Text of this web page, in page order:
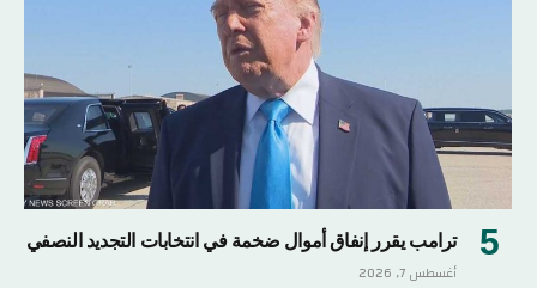
ترامب يقرر إنفاق أموال ضخمة في انتخابات التجديد النصفي
أغسطس 7, 2026